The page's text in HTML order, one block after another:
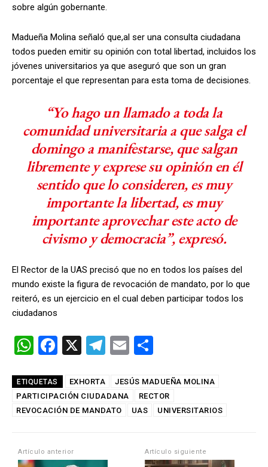
sobre algún gobernante.
Madueña Molina señaló que,al ser una consulta ciudadana
todos pueden emitir su opinión con total libertad, incluidos los
jóvenes universitarios ya que aseguró que son un gran
porcentaje el que representan para esta toma de decisiones.
“Yo hago un llamado a toda la
comunidad universitaria a que salga el
domingo a manifestarse, que salgan
libremente y exprese su opinión en él
sentido que lo consideren, es muy
importante la libertad, es muy
importante aprovechar este acto de
civismo y democracia”, expresó.
El Rector de la UAS precisó que no en todos los países del
mundo existe la figura de revocación de mandato, por lo que
reiteró, es un ejercicio en el cual deben participar todos los
ciudadanos
W
at
s
p
F
ce
b
k
X
T
gr
E
ail m
p
ETIQUETAS EXHORTA
JESÚS MADUEÑA MOLINA
PARTICIPACIÓN CIUDADANA
RECTOR
REVOCACIÓN DE MANDATO
UAS UNIVERSITARIOS
Artículo anterior Artículo siguiente